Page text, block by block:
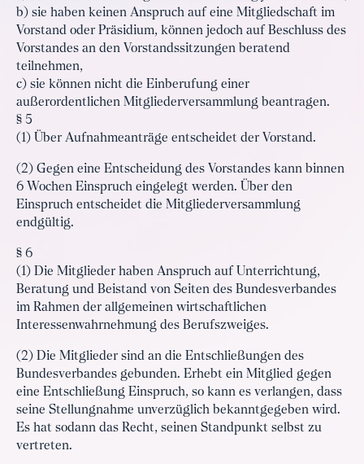
b) sie haben keinen Anspruch auf eine Mitgliedschaft im
Vorstand oder Präsidium, können jedoch auf Beschluss des
Vorstandes an den Vorstandssitzungen beratend
teilnehmen,
c) sie können nicht die Einberufung einer
außerordentlichen Mitgliederversammlung beantragen.
§ 5
(1) Über Aufnahmeanträge entscheidet der Vorstand.
(2) Gegen eine Entscheidung des Vorstandes kann binnen
6 Wochen Einspruch eingelegt werden. Über den
Einspruch entscheidet die Mitgliederversammlung
endgültig.
§ 6
(1) Die Mitglieder haben Anspruch auf Unterrichtung,
Beratung und Beistand von Seiten des Bundesverbandes
im Rahmen der allgemeinen wirtschaftlichen
Interessenwahrnehmung des Berufszweiges.
(2) Die Mitglieder sind an die Entschließungen des
Bundesverbandes gebunden. Erhebt ein Mitglied gegen
eine Entschließung Einspruch, so kann es verlangen, dass
seine Stellungnahme unverzüglich bekanntgegeben wird.
Es hat sodann das Recht, seinen Standpunkt selbst zu
vertreten.